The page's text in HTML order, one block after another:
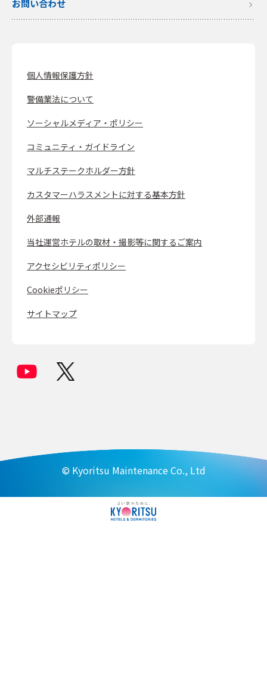
お問い合わせ
個人情報保護方針
警備業法について
ソーシャルメディア・ポリシー
コミュニティ・ガイドライン
マルチステークホルダー方針
カスタマーハラスメントに対する基本方針
外部通報
当社運営ホテルの取材・撮影等に関するご案内
アクセシビリティポリシー
Cookieポリシー
サイトマップ
© Kyoritsu Maintenance Co., Ltd